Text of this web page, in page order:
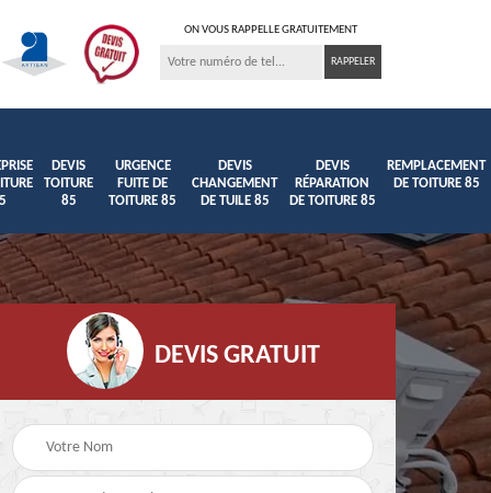
ON VOUS RAPPELLE GRATUITEMENT
DEVIS
TOITURE
85
URGENCE
FUITE DE
TOITURE 85
DEVIS
CHANGEMENT
DE TUILE 85
DEVIS
RÉPARATION
DE TOITURE 85
REMPLACEMENT
DE TOITURE 85
DEVIS GRATUIT